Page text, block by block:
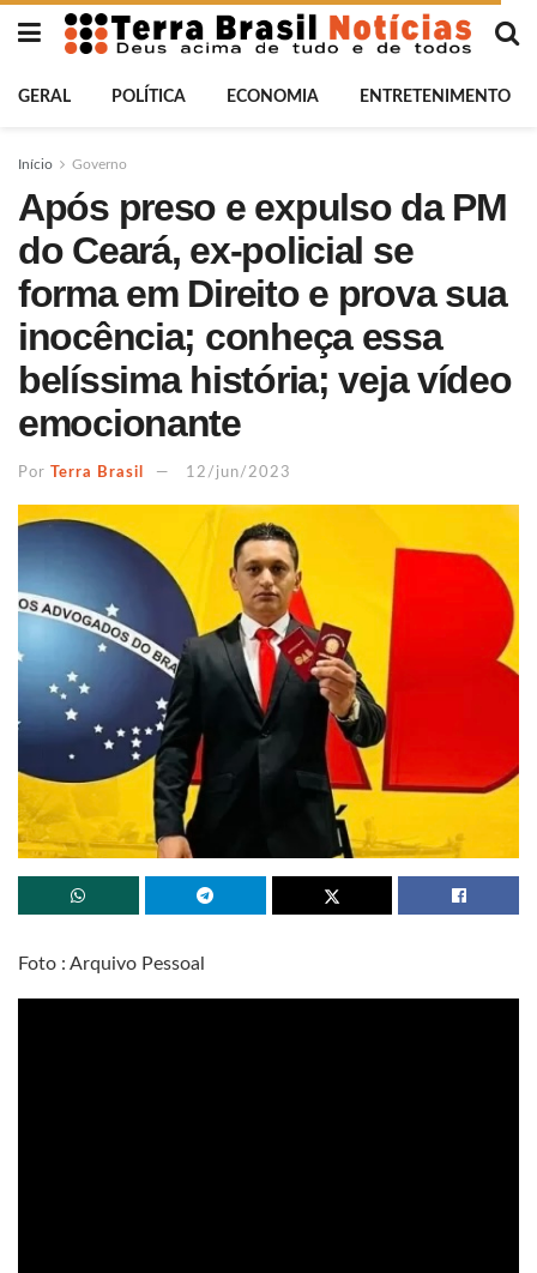
GERAL POLÍTICA ECONOMIA ENTRETENIMENTO
Início Governo
Após preso e expulso da PM
do Ceará, ex-policial se
forma em Direito e prova sua
inocência; conheça essa
belíssima história; veja vídeo
emocionante
Por Terra Brasil 12/jun/2023
Foto : Arquivo Pessoal